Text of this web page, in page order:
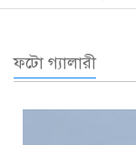
ফটো গ্যালারী